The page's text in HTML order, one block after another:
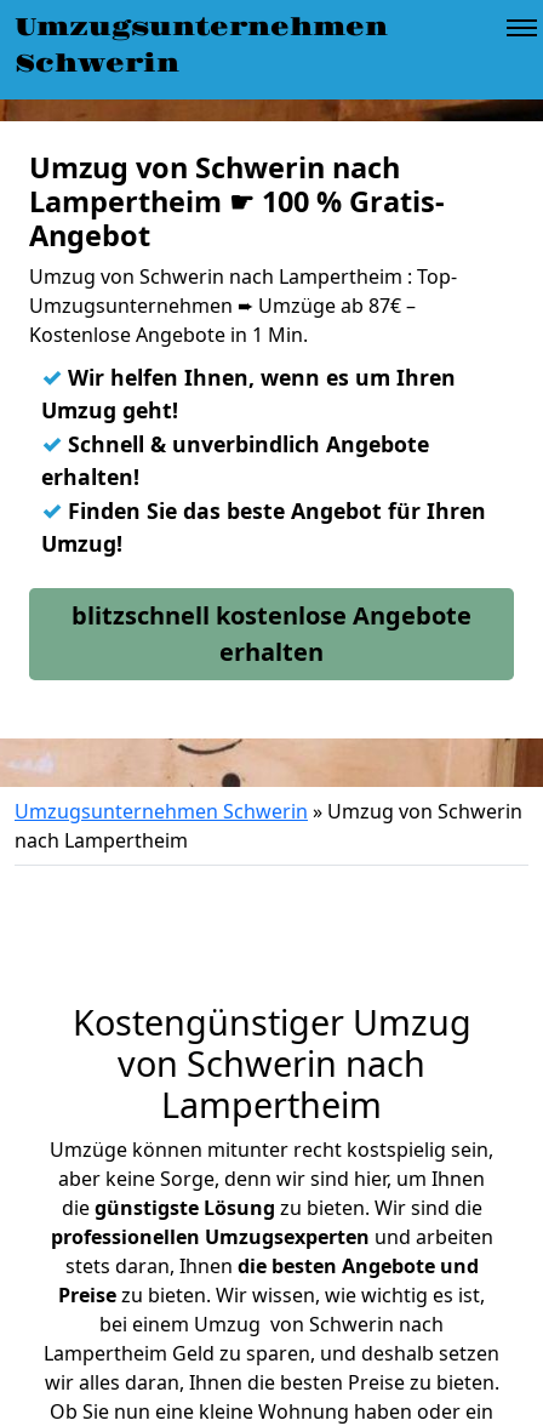
Umzugsunternehmen
Schwerin
Umzug von Schwerin nach
Lampertheim ☛ 100 % Gratis-
Angebot
Umzug von Schwerin nach Lampertheim : Top-
Umzugsunternehmen ➨ Umzüge ab 87€ –
Kostenlose Angebote in 1 Min.
✓ Wir helfen Ihnen, wenn es um Ihren
Umzug geht!
✓ Schnell & unverbindlich Angebote
erhalten!
✓ Finden Sie das beste Angebot für Ihren
Umzug!
blitzschnell kostenlose Angebote
erhalten
Umzugsunternehmen Schwerin » Umzug von Schwerin
nach Lampertheim
Kostengünstiger Umzug
von Schwerin nach
Lampertheim
Umzüge können mitunter recht kostspielig sein,
aber keine Sorge, denn wir sind hier, um Ihnen
diegünstigste Lösung zu bieten. Wir sind die
professionellen Umzugsexperten und arbeiten
stets daran, Ihnen die besten Angebote und
Preisezu bieten. Wir wissen, wie wichtig es ist,
bei einem Umzug von Schwerin nach
Lampertheim Geld zu sparen, und deshalb setzen
wir alles daran, Ihnen die besten Preise zu bieten.
Ob Sie nun eine kleine Wohnung haben oder ein